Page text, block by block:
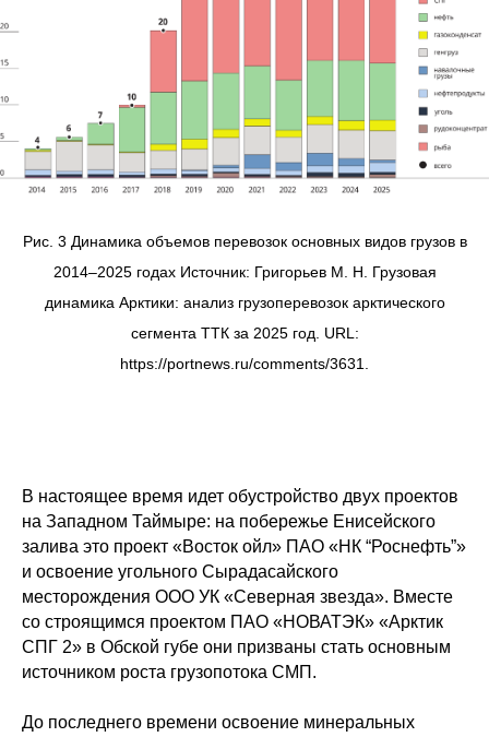
Рис. 3 Динамика объемов перевозок основных видов грузов в
2014–2025 годах Источник: Григорьев М. Н. Грузовая
динамика Арктики: анализ грузоперевозок арктического
сегмента ТТК за 2025 год. URL:
https://portnews.ru/comments/3631.
В настоящее время идет обустройство двух проектов
на Западном Таймыре: на побережье Енисейского
залива это проект «Восток ойл» ПАО «НК “Роснефть”»
и освоение угольного Сырадасайского
месторождения ООО УК «Северная звезда». Вместе
со строящимся проектом ПАО «НОВАТЭК» «Арктик
СПГ 2» в Обской губе они призваны стать основным
источником роста грузопотока СМП.
До последнего времени освоение минеральных